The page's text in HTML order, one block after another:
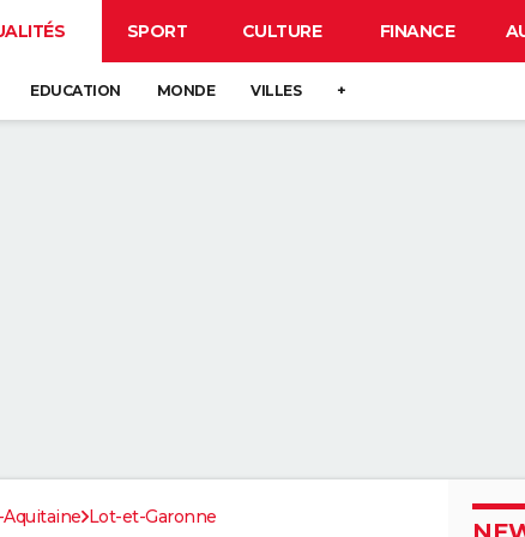
SPORT CULTURE FINANCE
EDUCATION MONDE VILLES +
Lot-et-Garonne